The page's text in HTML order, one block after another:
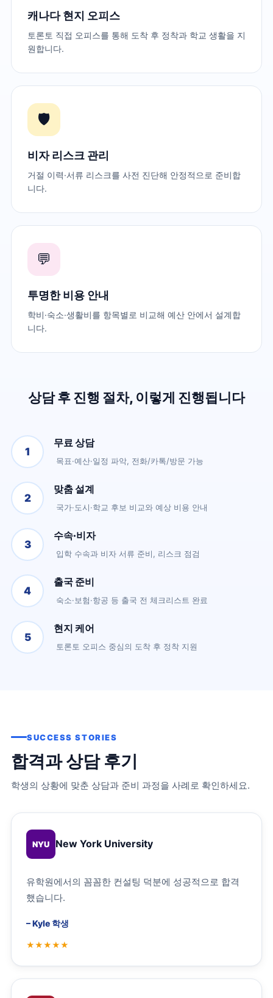
캐나다 현지 오피스
토론토 직접 오피스를 통해 도착 후 정착과 학교 생활을 지
원합니다.
🛡️
비자 리스크 관리
거절 이력·서류 리스크를 사전 진단해 안정적으로 준비합
니다.
💬
투명한 비용 안내
학비·숙소·생활비를 항목별로 비교해 예산 안에서 설계합
니다.
상담 후 진행 절차, 이렇게 진행됩니다
1
무료 상담
목표·예산·일정 파악, 전화/카톡/방문 가능
2
맞춤 설계
국가·도시·학교 후보 비교와 예상 비용 안내
3
수속·비자
입학 수속과 비자 서류 준비, 리스크 점검
4
출국 준비
숙소·보험·항공 등 출국 전 체크리스트 완료
5
현지 케어
토론토 오피스 중심의 도착 후 정착 지원
SUCCESS STORIES
합격과 상담 후기
학생의 상황에 맞춘 상담과 준비 과정을 사례로 확인하세요.
NYU New York University
유학원에서의 꼼꼼한 컨설팅 덕분에 성공적으로 합격
했습니다.
–Kyle 학생